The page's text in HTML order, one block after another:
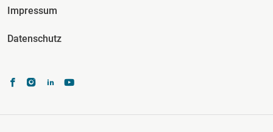
Impressum
Datenschutz